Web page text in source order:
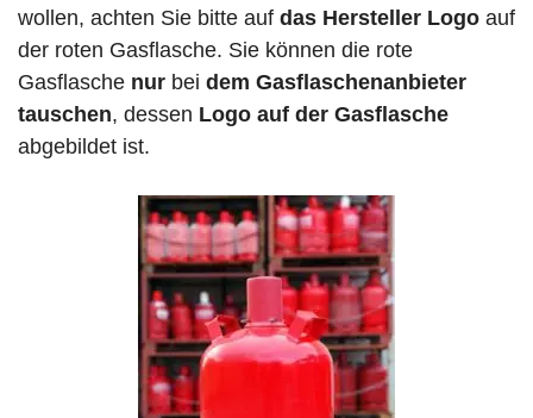
wollen, achten Sie bitte auf das Hersteller Logo auf
der roten Gasflasche. Sie können die rote
Gasflasche nur bei dem Gasflaschenanbieter
tauschen, dessen Logo auf der Gasflasche
abgebildet ist.